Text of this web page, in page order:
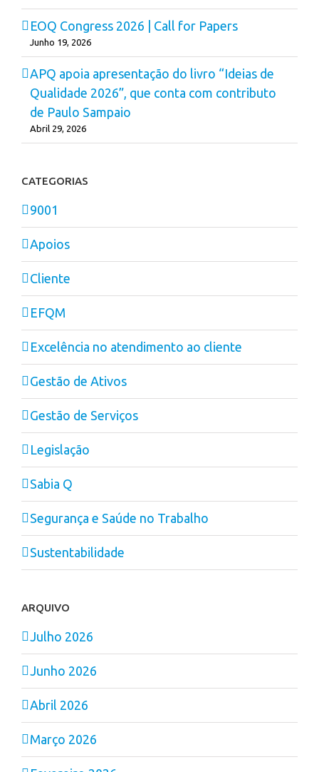
EOQ Congress 2026 | Call for Papers
Junho 19, 2026
APQ apoia apresentação do livro “Ideias de
Qualidade 2026”, que conta com contributo
de Paulo Sampaio
Abril 29, 2026
CATEGORIAS
9001
Apoios
Cliente
EFQM
Excelência no atendimento ao cliente
Gestão de Ativos
Gestão de Serviços
Legislação
Sabia Q
Segurança e Saúde no Trabalho
Sustentabilidade
ARQUIVO
Julho 2026
Junho 2026
Abril 2026
Março 2026